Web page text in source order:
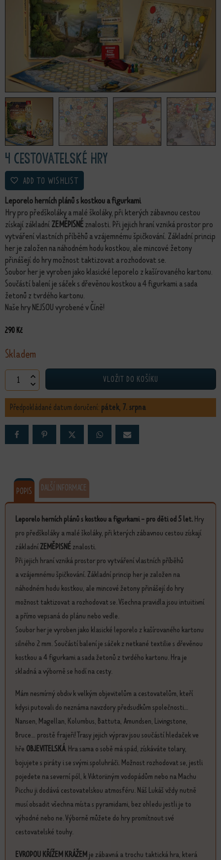
4 cestovatelské hry
ADD TO WISHLIST
Leporelo herních plánů s kostkou a figurkami
Hry pro předškoláky a malé školáky, při kterých zábavnou cestou
získají základníZEMĚPISNÉznalosti. Při jejich hraní vzniká prostor pro
vytváření vlastních příběhů a vzájemnému špičkování. Základní princip
her je založen na náhodném hodu kostkou, ale mincové žetony
přinášejí do hry možnost taktizovat a rozhodovat se.
Soubor her je vyroben jako klasické leporelo z kašírovaného kartonu.
Součástí balení je sáček s dřevěnou kostkou a 4 figurkami a sada
žetonů z tvrdého kartonu.
Naše hry NEJSOU vyrobené v Číně!
290 Kč
Skladem
4 cestovatelské hry množství VLOŽIT DO KOŠÍKU
Předpokládané datum doručení: pátek, 7. srpna
POPIS DALŠÍ INFORMACE
Leporelo herních plánů s kostkou a figurkami - pro děti od 5 let.Hry
pro předškoláky a malé školáky, při kterých zábavnou cestou získají
základníZEMĚPISNÉznalosti.
Při jejich hraní vzniká prostor pro vytváření vlastních příběhů
a vzájemnému špičkování. Základní princip her je založen na
náhodném hodu kostkou, ale mincové žetony přinášejí do hry
možnost taktizovat a rozhodovat se. Všechna pravidla jsou intuitivní
a přímo vepsaná do plánu nebo vedle.
Soubor her je vyroben jako klasické leporelo z kašírovaného kartonu
silného 2 mm. Součástí balení je sáček z netkané textilie s dřevěnou
kostkou a 4 figurkami a sada žetonů z tvrdého kartonu. Hra je
skladná a výborně se hodí na cesty.
Mám nesmírný obdiv k velkým objevitelům a cestovatelům, kteří
kdysi putovali do neznáma navzdory předsudkům společnosti...
Nansen, Magellan, Kolumbus, Battuta, Amundsen, Livingstone,
Bruce... prostě frajeři! Trasy jejich výprav jsou součástí hledaček ve
hře OBJEVITELSKÁ. Hra sama o sobě má spád, získáváte tolary,
bojujete s piráty i se svými spoluhráči. Možnost rozhodovat se, jestli
pojedete na severní pól, k Viktoriiným vodopádům nebo na Machu
Picchu ji dodává cestovatelskou atmosféru. Náš Lukáš vždy nutně
musí obsadit všechna místa s pyramidami, bez ohledu jestli je to
výhodné nebo ne. Výborně můžete do hry promítnout své
cestovatelské touhy.
EVROPOU KŘÍŽEM KRÁŽEMje zábavná a trochu taktická hra, která